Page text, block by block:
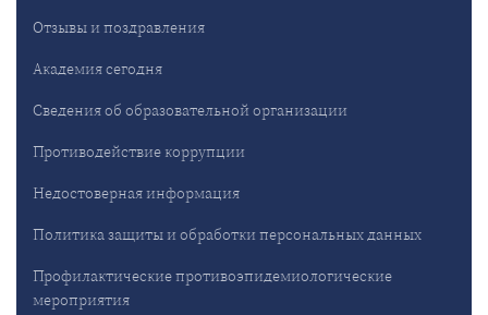
Отзывы и поздравления
Академия сегодня
Сведения об образовательной организации
Противодействие коррупции
Недостоверная информация
Политика защиты и обработки персональных данных
Профилактические противоэпидемиологические
мероприятия